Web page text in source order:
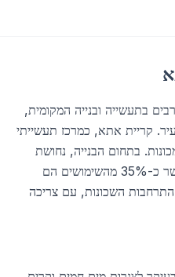
בתעשייה ובנייה המקומית,
גדולים בעיר. קריית אתא, כמרכז תעשייתי
בתחום הבנייה, נחושת
משמשת לגגות, צנרות מים וחוטי חשמל, כאשר כ-35% מהשימושים הם
התרחבות השכונות, עם צריכה